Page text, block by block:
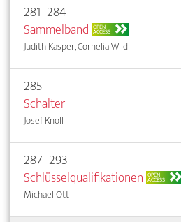
281–284
Sammelband OPEN
ACCESS
Judith Kasper, Cornelia Wild
285
Schalter
Josef Knoll
287–293
Schlüsselqualifikationen OPEN
ACCESS
Michael Ott